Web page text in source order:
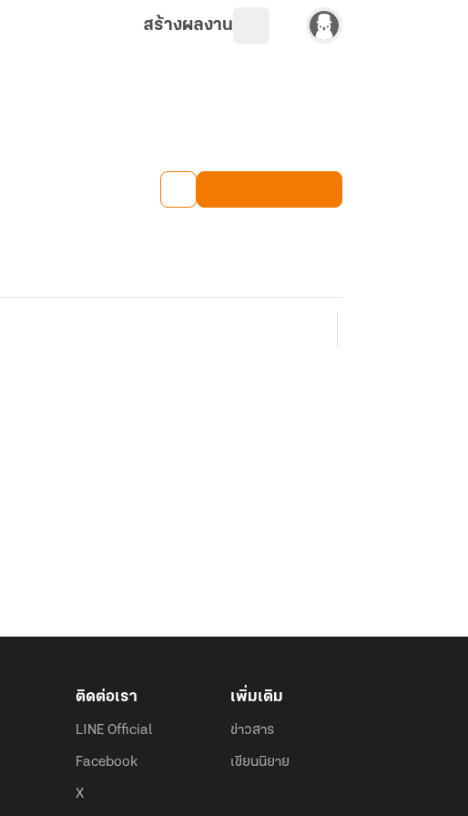
สร้างผลงาน
ติดต่อเรา
LINE Official
Facebook
X
เพิ่มเติม
ข่าวสาร
เขียนนิยาย